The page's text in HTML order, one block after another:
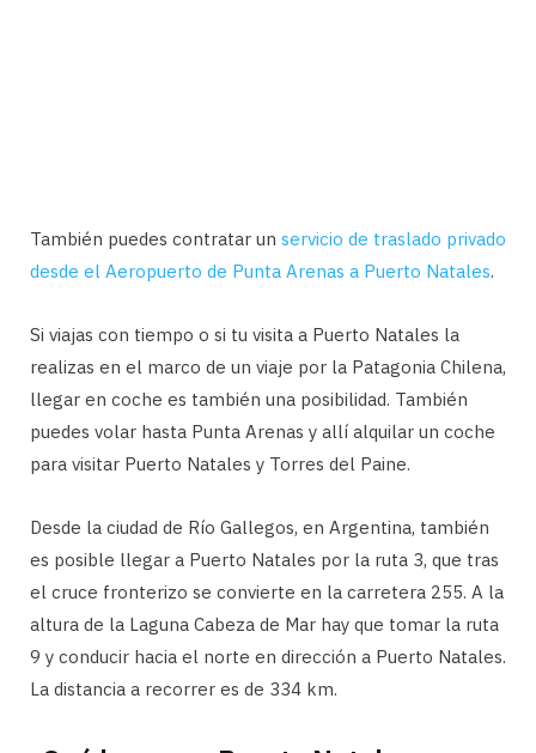
También puedes contratar un servicio de traslado privado
desde el Aeropuerto de Punta Arenas a Puerto Natales.
Si viajas con tiempo o si tu visita a Puerto Natales la
realizas en el marco de un viaje por la Patagonia Chilena,
llegar en coche es también una posibilidad. También
puedes volar hasta Punta Arenas y allí alquilar un coche
para visitar Puerto Natales y Torres del Paine.
Desde la ciudad de Río Gallegos, en Argentina, también
es posible llegar a Puerto Natales por la ruta 3, que tras
el cruce fronterizo se convierte en la carretera 255. A la
altura de la Laguna Cabeza de Mar hay que tomar la ruta
9 y conducir hacia el norte en dirección a Puerto Natales.
La distancia a recorrer es de 334 km.